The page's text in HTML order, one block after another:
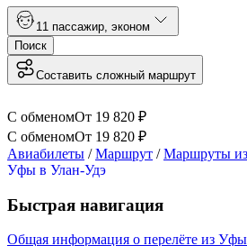
1 1 пассажир эконом
Поиск
Составить сложный маршрут
С обменомОт 19 820 ₽
С обменомОт 19 820 ₽
Авиабилеты /Маршрут /Маршруты
Уфы в Улан-Удэ
Быстрая навигация
Общая информация о перелёте из